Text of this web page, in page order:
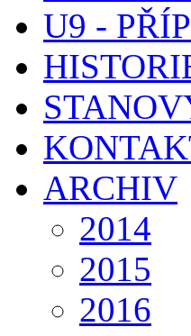
U9 -
ARCHIV
2014
2015
2016